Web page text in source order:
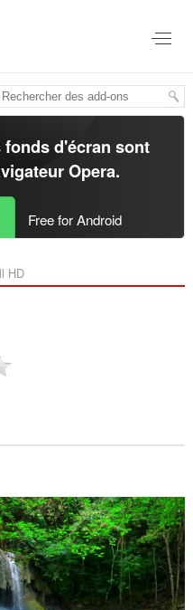
d'écran sont
Opera.
Free for Android
HD‎